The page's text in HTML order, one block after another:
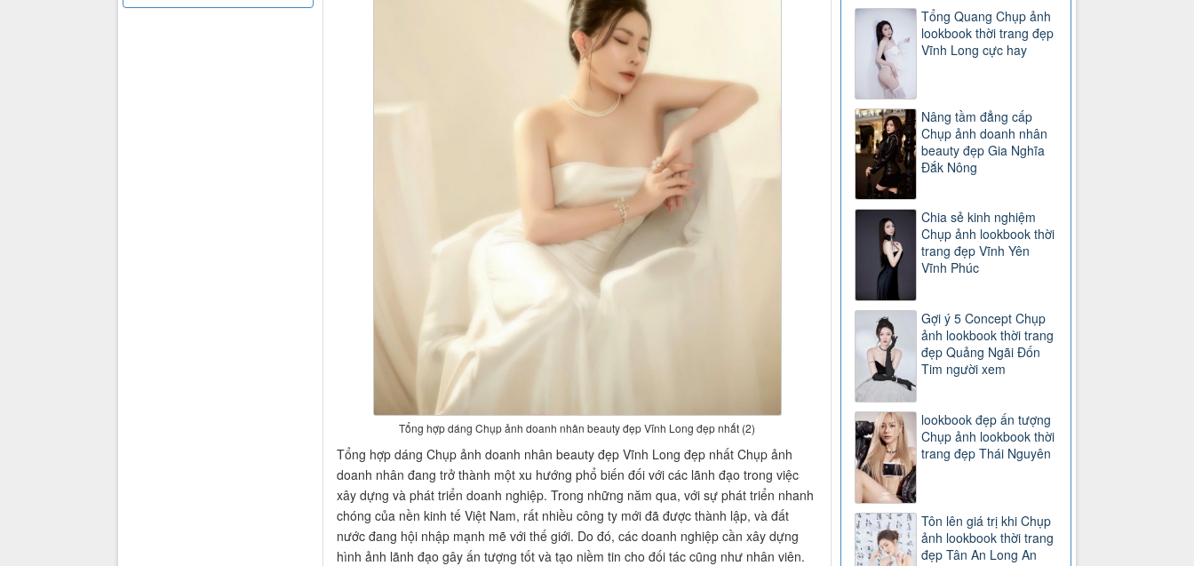
Tổng hợp dáng Chụp ảnh doanh nhân beauty đẹp Vĩnh Long đẹp nhất (2)
Tổng hợp dáng Chụp ảnh doanh nhân beauty đẹp Vĩnh Long đẹp nhất Chụp ảnh
doanh nhân đang trở thành một xu hướng phổ biến đối với các lãnh đạo trong việc
xây dựng và phát triển doanh nghiệp. Trong những năm qua, với sự phát triển nhanh
chóng của nền kinh tế Việt Nam, rất nhiều công ty mới đã được thành lập, và đất
nước đang hội nhập mạnh mẽ với thế giới. Do đó, các doanh nghiệp cần xây dựng
hình ảnh lãnh đạo gây ấn tượng tốt và tạo niềm tin cho đối tác cũng như nhân viên.
Tổng Quang Chụp ảnh
lookbook thời trang đẹp
Vĩnh Long cực hay
Nâng tầm đẳng cấp
Chụp ảnh doanh nhân
beauty đẹp Gia Nghĩa
Đắk Nông
Chia sẻ kinh nghiệm
Chụp ảnh lookbook thời
trang đẹp Vĩnh Yên
Vĩnh Phúc
Gợi ý 5 Concept Chụp
ảnh lookbook thời trang
đẹp Quảng Ngãi Đốn
Tim người xem
lookbook đẹp ấn tượng
Chụp ảnh lookbook thời
trang đẹp Thái Nguyên
Tôn lên giá trị khi Chụp
ảnh lookbook thời trang
đẹp Tân An Long An